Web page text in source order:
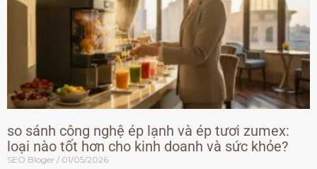
so sánh công nghệ ép lạnh và ép tươi zumex:
loại nào tốt hơn cho kinh doanh và sức khỏe?
SEO Bloger 01/05/2026